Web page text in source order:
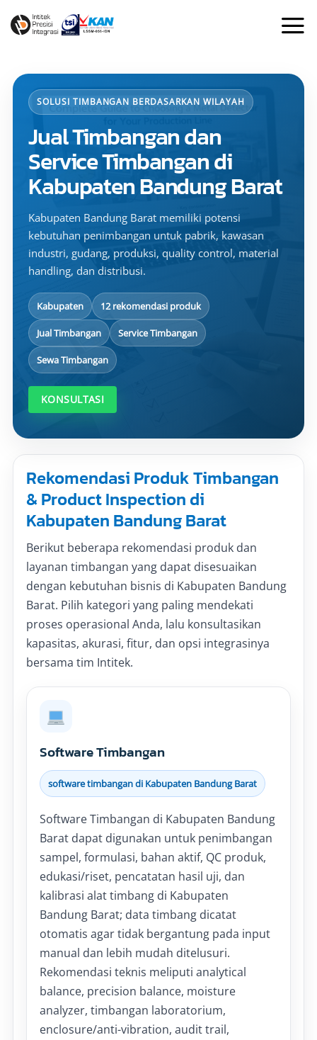
SOLUSI TIMBANGAN BERDASARKAN WILAYAH
Jual Timbangan dan
Service Timbangan di
Kabupaten Bandung Barat
Kabupaten Bandung Barat memiliki potensi
kebutuhan penimbangan untuk pabrik, kawasan
industri, gudang, produksi, quality control, material
handling, dan distribusi.
Kabupaten 12 rekomendasi produk
Jual Timbangan Service Timbangan
Sewa Timbangan
KONSULTASI
Rekomendasi Produk Timbangan
& Product Inspection di
Kabupaten Bandung Barat
Berikut beberapa rekomendasi produk dan
layanan timbangan yang dapat disesuaikan
dengan kebutuhan bisnis di Kabupaten Bandung
Barat. Pilih kategori yang paling mendekati
proses operasional Anda, lalu konsultasikan
kapasitas, akurasi, fitur, dan opsi integrasinya
bersama tim Intitek.
Software Timbangan
software timbangan di Kabupaten Bandung Barat
Software Timbangan di Kabupaten Bandung
Barat dapat digunakan untuk penimbangan
sampel, formulasi, bahan aktif, QC produk,
edukasi/riset, pencatatan hasil uji, dan
kalibrasi alat timbang di Kabupaten
Bandung Barat; data timbang dicatat
otomatis agar tidak bergantung pada input
manual dan lebih mudah ditelusuri.
Rekomendasi teknis meliputi analytical
balance, precision balance, moisture
analyzer, timbangan laboratorium,
enclosure/anti-vibration, audit trail,